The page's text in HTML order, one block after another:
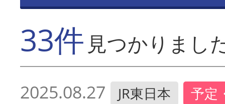
33件 見つかりまし
2025.08.27 JR東日本 予定